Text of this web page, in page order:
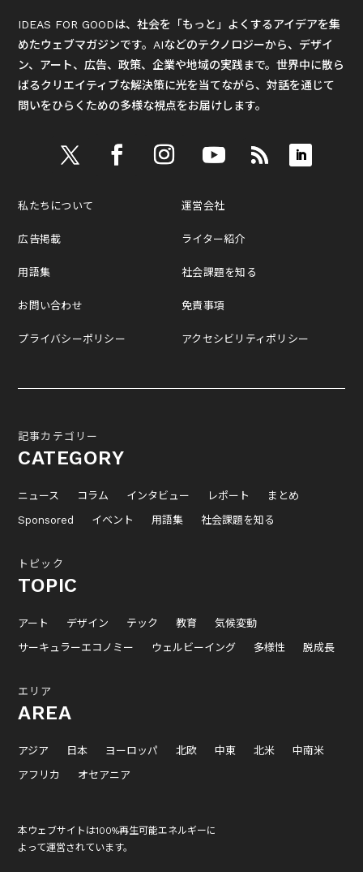
IDEAS FOR GOODは、社会を「もっと」よくするアイデアを集
めたウェブマガジンです。AIなどのテクノロジーから、デザイ
ン、アート、広告、政策、企業や地域の実践まで。世界中に散ら
ばるクリエイティブな解決策に光を当てながら、対話を通じて
問いをひらくための多様な視点をお届けします。
私たちについて
広告掲載
用語集
お問い合わせ
プライバシーポリシー
運営会社
ライター紹介
社会課題を知る
免責事項
アクセシビリティポリシー
記事カテゴリー
CATEGORY
ニュース コラム インタビュー レポート
まとめ
Sponsored
イベント 用語集 社会課題を知る
トピック
TOPIC
アート デザイン テック 教育
気候変動
サーキュラーエコノミー
ウェルビーイング 多様性 脱成長
エリア
AREA
アジア 日本 ヨーロッパ 北欧 中東 北米
中南米
アフリカ
オセアニア
本ウェブサイトは100%再生可能エネルギーに
よって運営されています。